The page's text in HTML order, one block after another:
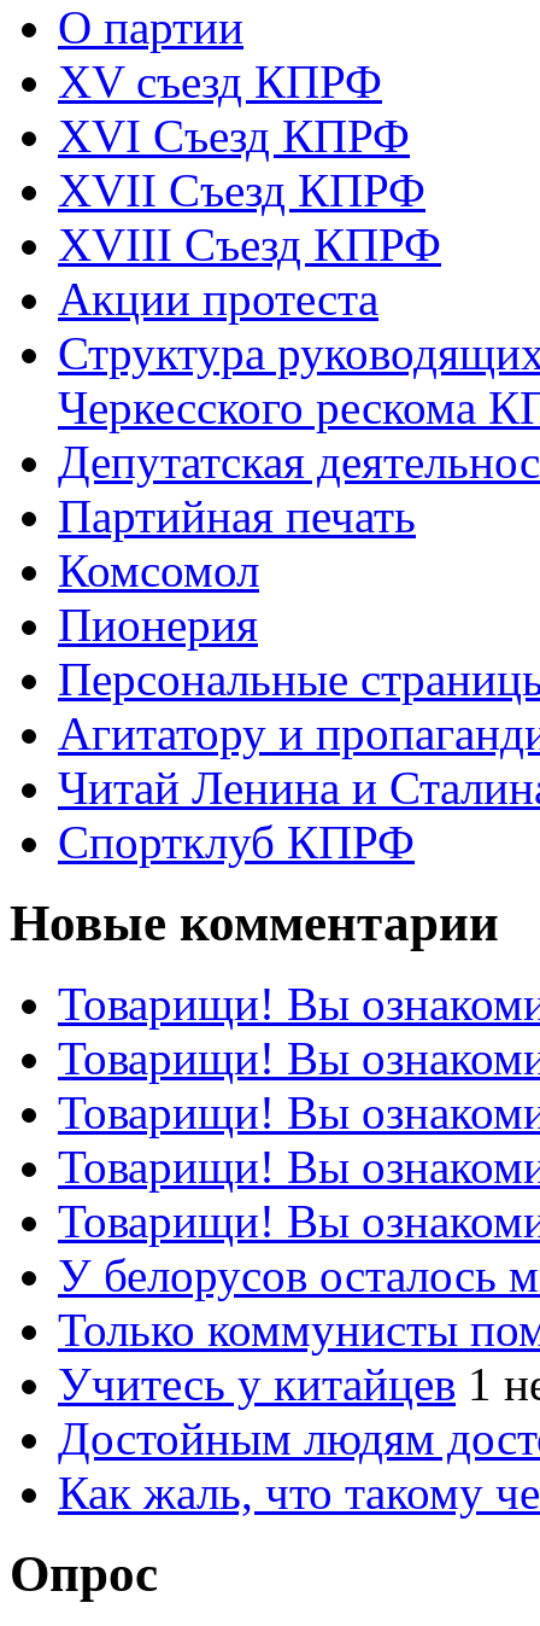
О партии
XV съезд КПРФ
XVI Съезд КПРФ
XVII Cъезд КПРФ
XVIII Cъезд КПРФ
Акции протеста
Структура
Черкесского рескома
Депутатская
Партийная печать
Комсомол
Пионерия
Персональные
Агитатору и
Читай Ленина и
Спортклуб КПРФ
Новые комментарии
Товарищи! Вы
Товарищи! Вы
Товарищи! Вы
Товарищи! Вы
Товарищи! Вы
У белорусов осталось
Только коммунисты
Учитесь у китайцев 1
Достойным людям
Как жаль, что такому
Опрос